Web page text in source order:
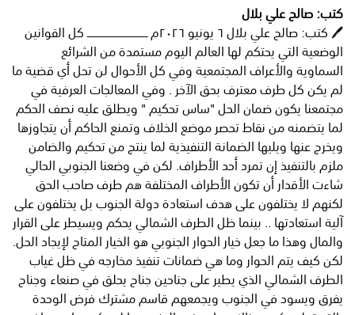
كتب: صالح علي بلال
🖊️ كتب: صالح علي بلال ٦ يونيو ٢٠٢٦م ــــــــــــــــــــــــــــــــــــــ كل القوانين
الوضعية التي يحتكم لها العالم اليوم مستمدة من الشرائع
السماوية والأعراف المجتمعية وفي كل الأحوال لن تحل أي قضية ما
لم يكن كل طرف معترف بحق الآخر . وفي المعالجات العرفية في
مجتمعنا يكون ضمان الحل "ساس تحكيم " ويطلق عليه نصف الحكم
لما يتضمنه من نقاط تحصر موضع الخلاف وتمنع الحاكم أن يتجاوزها
ويخرج عنها ويليها الضمانة التنفيذية لما ينتج من تحكيم والضامن
ملزم بالتنفيذ إن تمرد أحد الأطراف. لكن في وضعنا الجنوبي الحالي
شاءت الأقدار أن تكون الأطراف المختلفة هم طرف صاحب الحق
لكنهم لا يختلفون على هدف استعادة دولة الجنوب بل يختلفون على
آلية استعادتها .. بينما ظل الطرف الشمالي يحكم ويسيطر على القرار
والمال وهذا ما جعل خيار الحوار الجنوبي هو الخيار المتاح لإيجاد الحل.
لكن كيف يتم الحوار وما هي ضمانات تنفيذ مخارجه في ظل غياب
الطرف الشمالي الذي يطير على جناحين جناح يحلق في صنعاء وجناح
يفرق ويسود في الجنوب ويجمعهم قاسم مشترك فرض الوحدة